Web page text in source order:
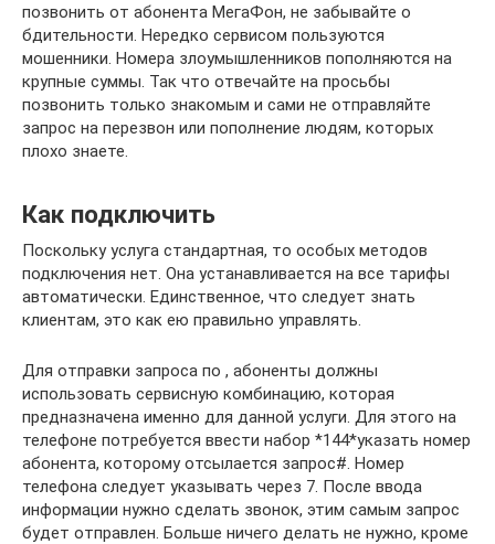
позвонить от абонента МегаФон, не забывайте о
бдительности. Нередко сервисом пользуются
мошенники. Номера злоумышленников пополняются на
крупные суммы. Так что отвечайте на просьбы
позвонить только знакомым и сами не отправляйте
запрос на перезвон или пополнение людям, которых
плохо знаете.
Как подключить
Поскольку услуга стандартная, то особых методов
подключения нет. Она устанавливается на все тарифы
автоматически. Единственное, что следует знать
клиентам, это как ею правильно управлять.
Для отправки запроса по , абоненты должны
использовать сервисную комбинацию, которая
предназначена именно для данной услуги. Для этого на
телефоне потребуется ввести набор *144*указать номер
абонента, которому отсылается запрос#. Номер
телефона следует указывать через 7. После ввода
информации нужно сделать звонок, этим самым запрос
будет отправлен. Больше ничего делать не нужно, кроме